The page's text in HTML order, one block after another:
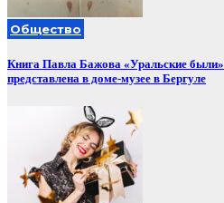
Общество
Книга Павла Бажова «Уральские были»
представлена в доме-музее в Бергуле